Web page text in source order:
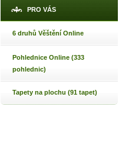
PRO VÁS
6 druhů Věštění Online
Pohlednice Online (333
pohlednic)
Tapety na plochu (91 tapet)